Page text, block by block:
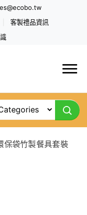
客製禮品資訊
保袋竹製餐具套裝